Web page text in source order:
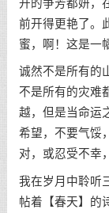
开的争芳都妍，
前开得更艳了。
蜜，啊！这是一
诚然不是所有的
不是所有的灾难
越，但是当命运
希望，不要气馁
对，或忍受不幸
我在岁月中聆听
帖着【春天】的